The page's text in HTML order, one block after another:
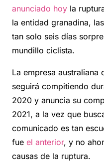
anunciado hoy la
la entidad granadina,
tan solo seis días
mundillo ciclista.
La empresa australiana
seguirá compitiendo
2020 y anuncia su
2021, a la vez que
comunicado es tan
fue el anterior, y no
causas de la ruptura.